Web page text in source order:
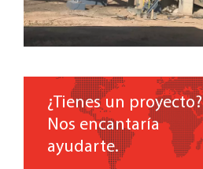
¿Tienes un proyecto?
Nos encantaría
ayudarte.